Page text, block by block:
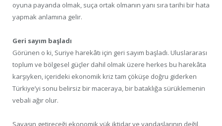
oyuna payanda olmak, suça ortak olmanın yanı sıra tarihi bir hata
yapmak anlamına gelir.
Geri sayım başladı
Görünen o ki, Suriye harekâtı için geri sayım başladı. Uluslararası
toplum ve bölgesel güçler dahil olmak üzere herkes bu harekâta
karşıyken, içerideki ekonomik kriz tam çöküşe doğru giderken
Türkiye’yi sonu belirsiz bir maceraya, bir bataklığa sürüklemenin
vebali ağır olur.